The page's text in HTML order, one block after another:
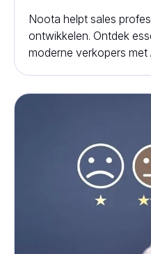
Noota helpt sales
ontwikkelen. Ontdek
moderne verkopers